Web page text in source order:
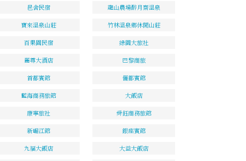
邑舍民宿 龍山農場醉月齋溫泉
寶來溫泉山莊 竹林溫泉鄉休閒山莊
百果園民宿 綠園大旅社
麗尊大酒店 巴黎商旅
首都賓館 儷都賓館
藍海商務旅館 大飯店
康寧旅社 舜鈺商務旅館
新崛江館 銀座賓館
九福大飯店 大益大飯店